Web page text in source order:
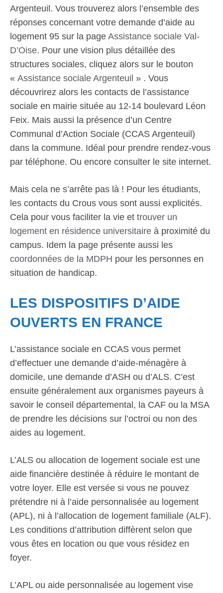
Argenteuil. Vous trouverez alors l’ensemble des
réponses concernant votre demande d’aide au
logement 95 sur la page Assistance sociale Val-
D’Oise. Pour une vision plus détaillée des
structures sociales, cliquez alors sur le bouton
« Assistance sociale Argenteuil » . Vous
découvrirez alors les contacts de l’assistance
sociale en mairie située au 12-14 boulevard Léon
Feix. Mais aussi la présence d’un Centre
Communal d’Action Sociale (CCAS Argenteuil)
dans la commune. Idéal pour prendre rendez-vous
par téléphone. Ou encore consulter le site internet.
Mais cela ne s’arrête pas là ! Pour les étudiants,
les contacts du Crous vous sont aussi explicités.
Cela pour vous faciliter la vie et trouver un
logement en résidence universitaire à proximité du
campus. Idem la page présente aussi les
coordonnées de la MDPH pour les personnes en
situation de handicap.
LES DISPOSITIFS D’AIDE
OUVERTS EN FRANCE
L’assistance sociale en CCAS vous permet
d’effectuer une demande d’aide-ménagère à
domicile, une demande d’ASH ou d’ALS. C’est
ensuite généralement aux organismes payeurs à
savoir le conseil départemental, la CAF ou la MSA
de prendre les décisions sur l’octroi ou non des
aides au logement.
L’ALS ou allocation de logement sociale est une
aide financière destinée à réduire le montant de
votre loyer. Elle est versée si vous ne pouvez
prétendre ni à l’aide personnalisée au logement
(APL), ni à l’allocation de logement familiale (ALF).
Les conditions d’attribution diffèrent selon que
vous êtes en location ou que vous résidez en
foyer.
L’APL ou aide personnalisée au logement vise